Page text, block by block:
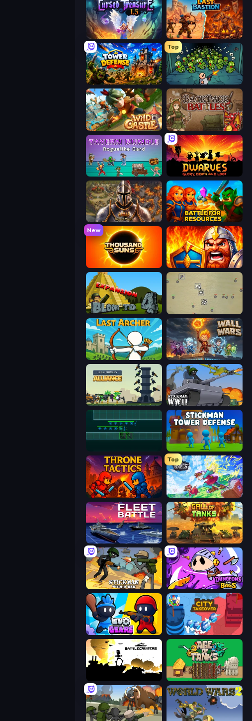
Cursed Treasure 1.5 Last Bastion
Tower Defense
Top
Base Defence
Wild Castle TD: Grow Empire Backpack Battles
Tavern Rumble: Roguelike Card
Khan Wars Battle for Resources
New
Thousand Suns WarLink: Crown & Clash
Bloons Tower Defense 4 Expansion Desktop Tower Defense
Last Archer Wall Wars
Iron Towers Alliance Stickman WW2
Throne Tactics
Top
Kingdom of Pixels
Fleet Battle Call of Tanks
Stickman World War Dungeons and Bags
Evo Gears City Takeover
Age of Tanks Warriors: TD War